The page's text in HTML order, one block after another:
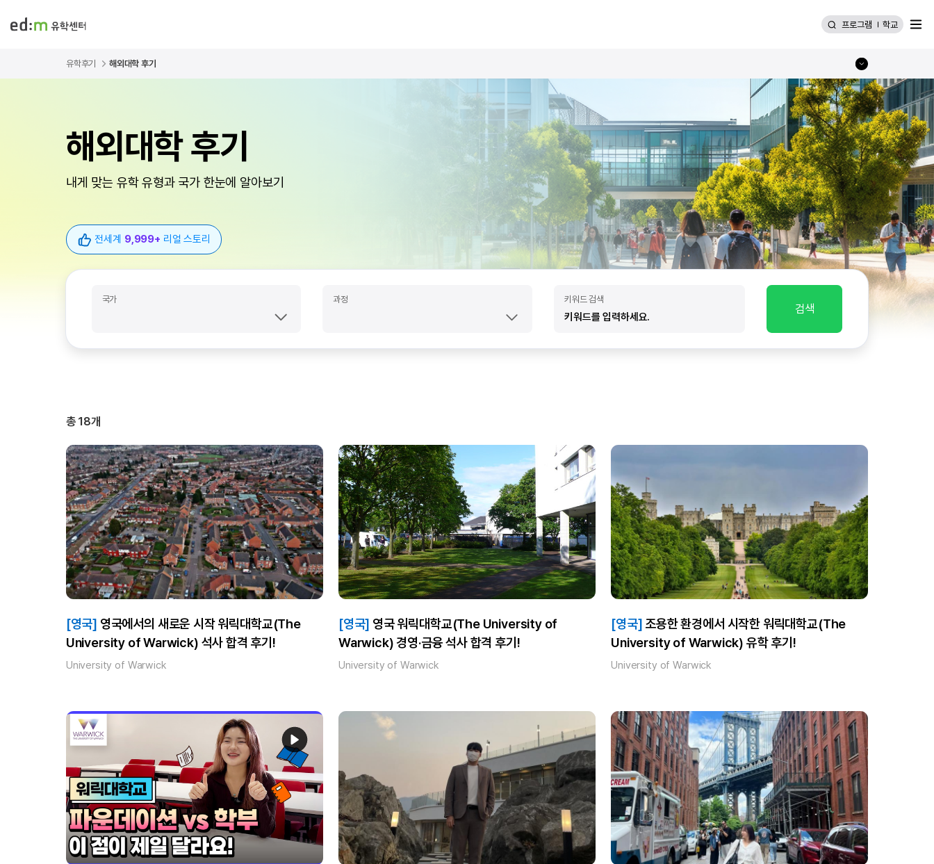
프로그램 학교
유학후기 해외대학 후기
해외대학 후기
내게 맞는 유학 유형과 국가 한눈에 알아보기
전세계 9,999+ 리얼 스토리
국가 과정 키워드 검색
검색
총 18개
[영국]
University of Warwick) 석사 합격 후기!
University of Warwick
[영국]
Warwick) 경영·금융 석사 합격 후기!
University of Warwick
[영국]
University of Warwick) 유학 후기!
University of Warwick